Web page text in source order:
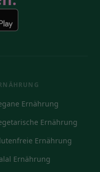
Ernährung
Ernährung
Ernährung
Ernährung